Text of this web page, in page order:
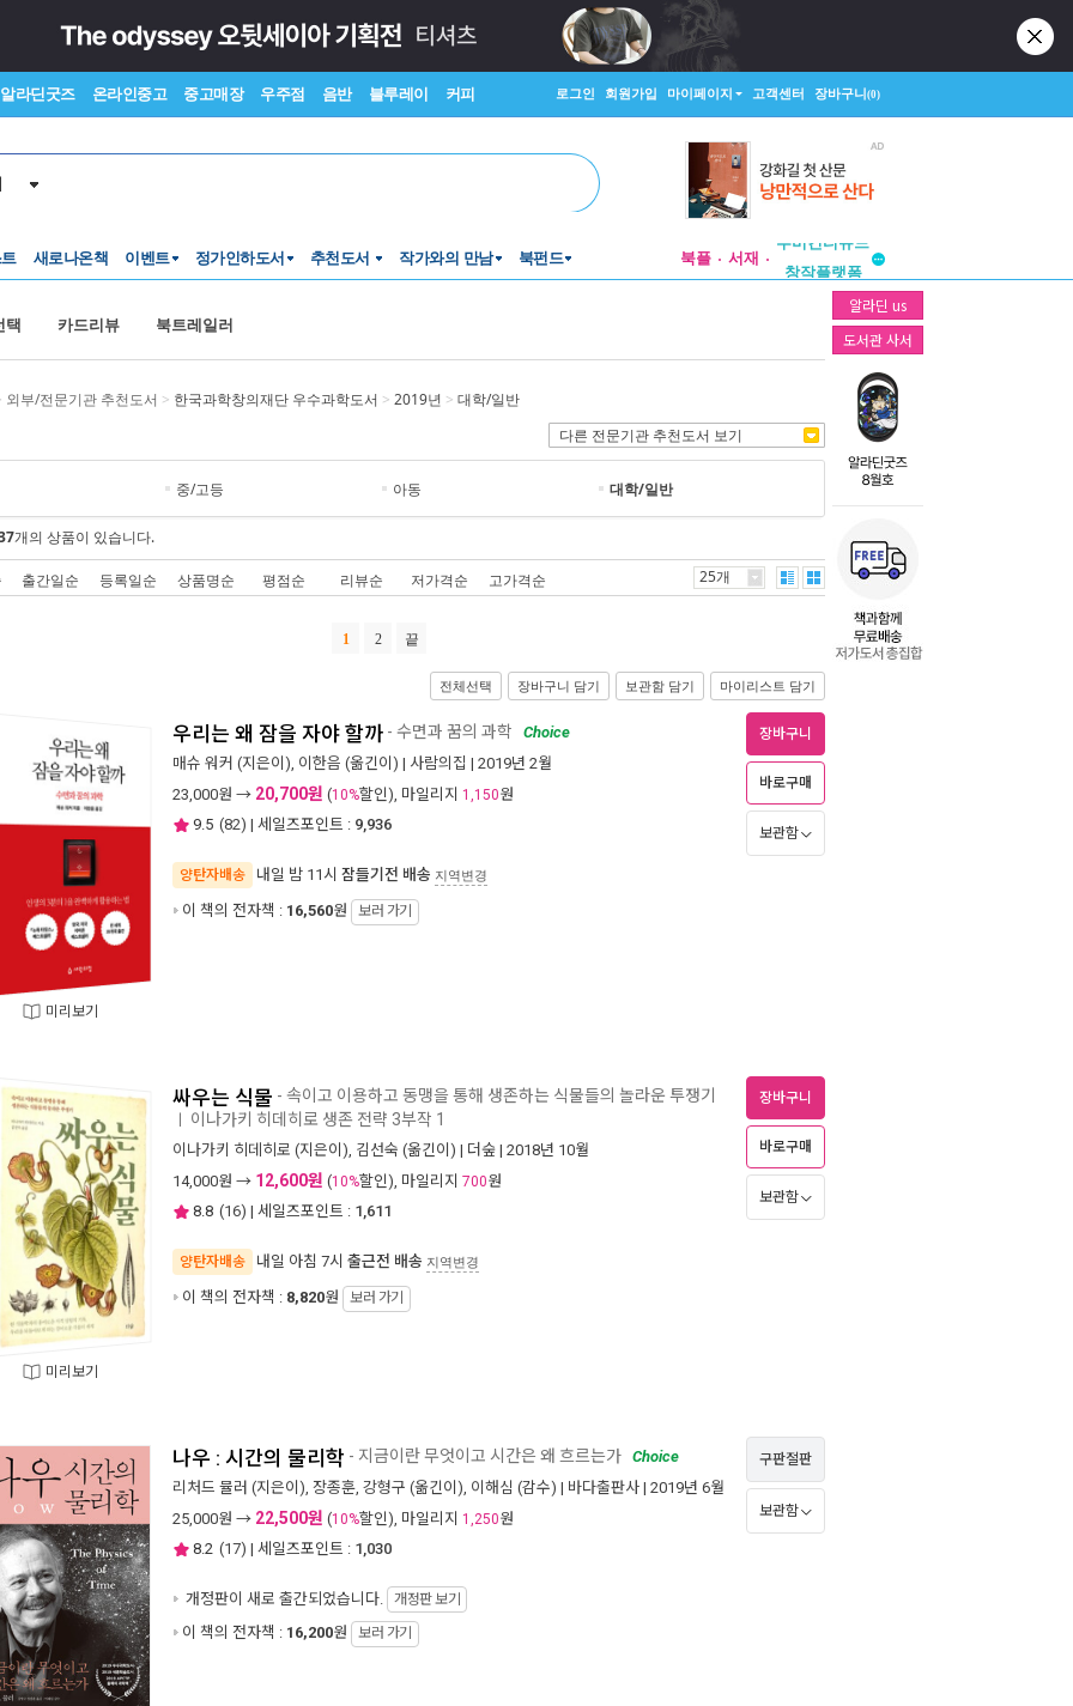
알라딘굿즈 온라인중고 중고매장 우주점 음반 블루레이 커피 로그인 회원가입 마이페이지 고객센터 장바구니(0)
새로나온책 이벤트 정가인하도서 추천도서 작가와의 만남 북펀드 북플 서재
투비컨티뉴드
알라딘 us
도서관 사서
택 카드리뷰 북트레일러
외부/전문기관 추천도서 > 한국과학창의재단 우수과학도서 > 2019년 > 대학/일반
다른 전문기관 추천도서 보기
중/고등 아동 대학/일반
개의 상품이 있습니다.
출간일순 등록일순 상품명순 평점순 리뷰순 저가격순 고가격순 25개
1 2 끝
전체선택 장바구니 담기 보관함 담기 마이리스트 담기
미리보기
우리는 왜 잠을 자야 할까 - 수면과 꿈의 과학
Choice
매슈 워커 (지은이), 이한음 (옮긴이) | 사람의집 | 2019년 2월
23,000원 → 20,700원 (10%할인), 마일리지 1,150원
9.5 (82) | 세일즈포인트 : 9,936
양탄자배송 내일 밤 11시 잠들기전 배송 지역변경
이 책의 전자책 : 16,560원 보러 가기
장바구니
바로구매
보관함
미리보기
싸우는 식물 - 속이고 이용하고 동맹을 통해 생존하는 식물들의 놀라운 투쟁기
ㅣ 이나가키 히데히로 생존 전략 3부작 1
이나가키 히데히로 (지은이), 김선숙 (옮긴이) | 더숲 | 2018년 10월
14,000원 → 12,600원 (10%할인), 마일리지 700원
8.8 (16) | 세일즈포인트 : 1,611
양탄자배송 내일 아침 7시 출근전 배송 지역변경
이 책의 전자책 : 8,820원 보러 가기
장바구니
바로구매
보관함
나우 : 시간의 물리학 - 지금이란 무엇이고 시간은 왜 흐르는가 Choice
리처드 뮬러 (지은이), 장종훈, 강형구 (옮긴이), 이해심 (감수) | 바다출판사 | 2019년 6월
25,000원 → 22,500원 (10%할인), 마일리지 1,250원
8.2 (17) | 세일즈포인트 : 1,030
개정판이 새로 출간되었습니다. 개정판 보기
이 책의 전자책 : 16,200원 보러 가기
구판절판
보관함